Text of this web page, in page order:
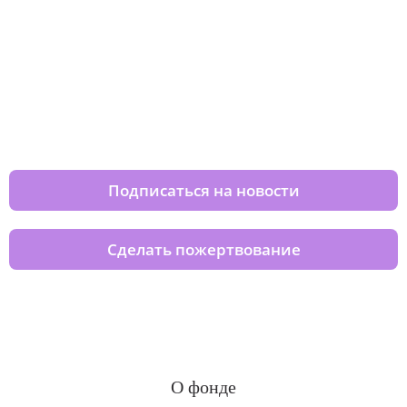
Подписаться на новости
Сделать пожертвование
О фонде